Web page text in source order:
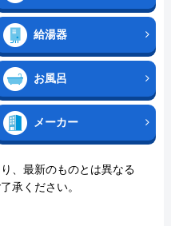
給湯器
お風呂
メーカー
、最新のものとは異なる
承ください。